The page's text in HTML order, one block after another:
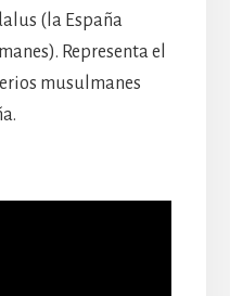
(la España
Representa el
musulmanes